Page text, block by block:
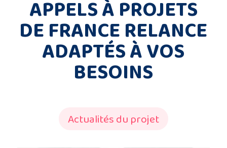
programme
Publications
APPELS À PROJETS
DE FRANCE RELANCE
ADAPTÉS À VOS
BESOINS
Actualités du projet